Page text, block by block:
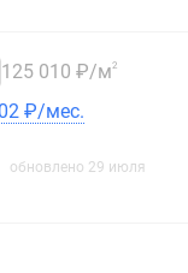
125 010 ₽/м2
₽/мес.
обновлено 29 июля